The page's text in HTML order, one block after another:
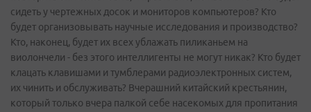
сидеть у чертежных досок и мониторов компьютеров? Кто
будет организовывать научные исследования и производство?
Кто, наконец, будет их всех ублажать пиликаньем на
виолончели - без этого интеллигенты не могут никак? Кто будет
клацать клавишами и тумблерами радиоэлектронных систем,
их чинить и обслуживать? Вчерашний китайский крестьянин,
который только вчера палкой себе насекомых для пропитания